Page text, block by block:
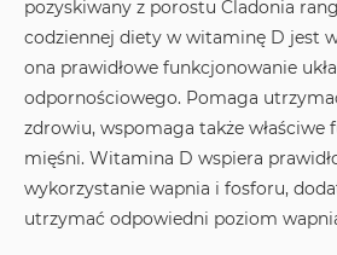
pozyskiwany z porostu Cladonia
codziennej diety w witaminę D jest
ona prawidłowe funkcjonowanie
odpornościowego. Pomaga
zdrowiu, wspomaga także właściwe
mięśni. Witamina D wspiera
wykorzystanie wapnia i fosforu,
utrzymać odpowiedni poziom